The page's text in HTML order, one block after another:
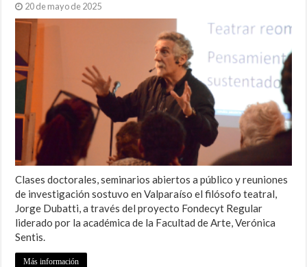
20 de mayo de 2025
Clases doctorales, seminarios abiertos a público y reuniones
de investigación sostuvo en Valparaíso el filósofo teatral,
Jorge Dubatti, a través del proyecto Fondecyt Regular
liderado por la académica de la Facultad de Arte, Verónica
Sentis.
Más información